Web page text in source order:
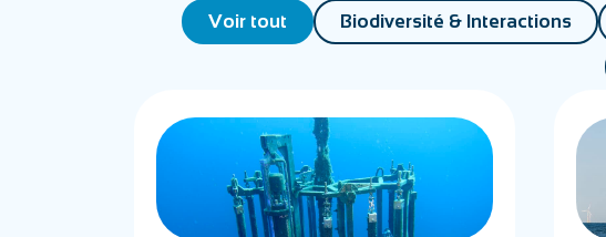
Voir tout Biodiversité & Interactions